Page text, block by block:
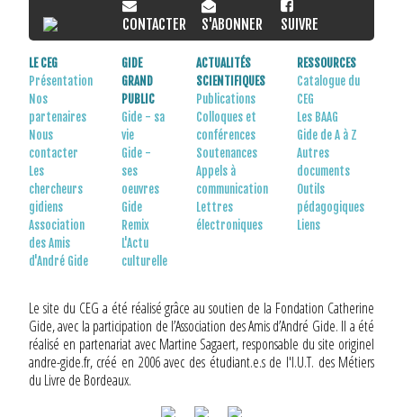
CONTACTER S'ABONNER SUIVRE
LE CEG
Présentation
Nos
partenaires
Nous
contacter
Les
chercheurs
gidiens
Association
des Amis
d'André Gide
GIDE
GRAND
PUBLIC
Gide - sa
vie
Gide -
ses
oeuvres
Gide
Remix
L'Actu
culturelle
ACTUALITÉS
SCIENTIFIQUES
Publications
Colloques et
conférences
Soutenances
Appels à
communication
Lettres
électroniques
RESSOURCES
Catalogue du
CEG
Les BAAG
Gide de A à Z
Autres
documents
Outils
pédagogiques
Liens
Le site du CEG a été réalisé grâce au soutien de la Fondation Catherine
Gide, avec la participation de l’Association des Amis d’André Gide. Il a été
réalisé en partenariat avec Martine Sagaert, responsable du site originel
andre-gide.fr, créé en 2006 avec des étudiant.e.s de l'I.U.T. des Métiers
du Livre de Bordeaux.